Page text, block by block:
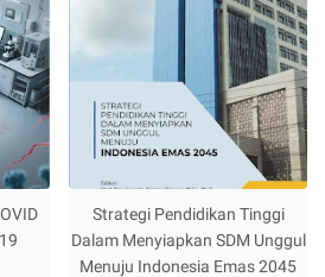
Strategi Pendidikan Tinggi
Dalam Menyiapkan SDM Unggul
Menuju Indonesia Emas 2045